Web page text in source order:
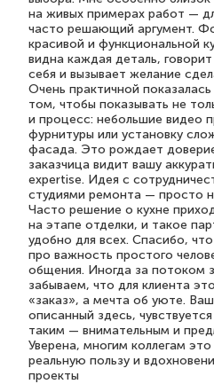
на живых примерах работ —
часто решающий аргумент.
красивой и функциональной
видна каждая деталь,
себя и вызывает желание
Очень практичной
том, чтобы показывать не
и процесс: небольшие видео
фурнитуры или установку
фасада. Это рождает
заказчица видит вашу
expertise. Идея с
студиями ремонта — просто
Часто решение о кухне
на этапе отделки, и такое
удобно для всех. Спасибо,
про важность простого
общения. Иногда за потоком
забываем, что для клиента
«заказ», а мечта об уюте.
описанный здесь,
таким — внимательным и
Уверена, многим коллегам
реальную пользу и
проекты